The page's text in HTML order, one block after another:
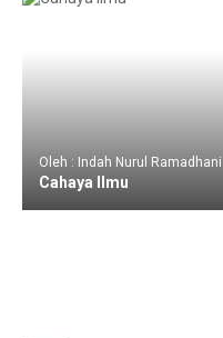
Oleh : Indah Nurul Ramadhani
Cahaya Ilmu